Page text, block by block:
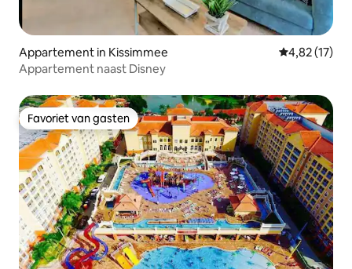
Appartement in Kissimmee Gemiddelde
4,82 (17)
Appartement naast Disney
Favoriet van gasten
Favoriet van gasten